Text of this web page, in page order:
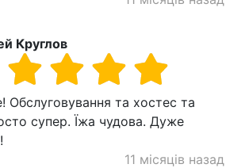
Круглов
Обслуговування та хостес та
супер. Їжа чудова. Дуже
11 місяців назад